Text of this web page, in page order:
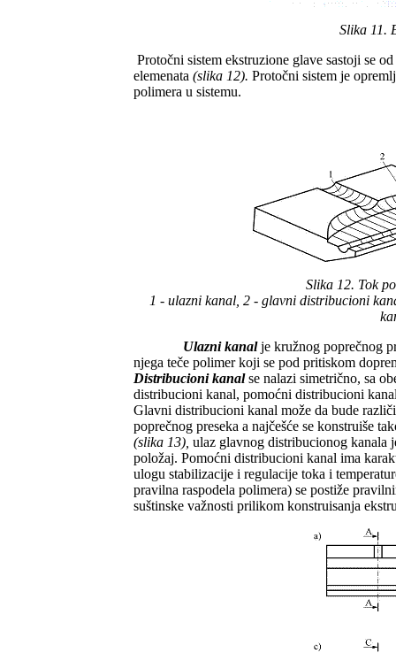
Slika 11.
Protočni sistem ekstruzione glave sastoji se
elemenata (slika 12). Protočni sistem je
polimera u sistemu.
Slika 12. Tok
1 - ulazni kanal, 2 - glavni distribucioni
Ulazni kanalje kružnog poprečnog
njega teče polimer koji se pod pritiskom
Distribucioni kanalse nalazi simetrično, sa
distribucioni kanal, pomoćni distribucioni
Glavni distribucioni kanal može da bude
poprečnog preseka a najčešće se konstruiše
(slika 13), ulaz glavnog distribucionog kanala
položaj. Pomoćni distribucioni kanal ima
ulogu stabilizacije i regulacije toka i
pravilna raspodela polimera) se postiže
suštinske važnosti prilikom konstruisanja